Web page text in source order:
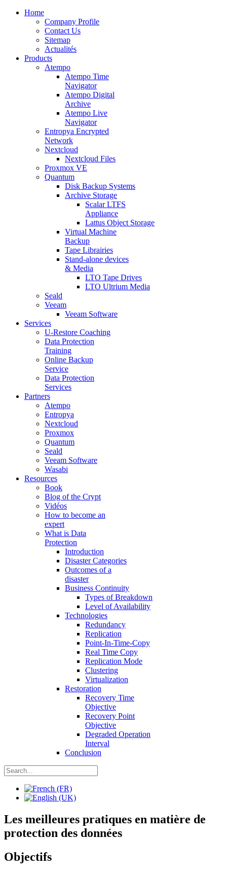
Home
Company Profile
Contact Us
Sitemap
Actualités
Products
Atempo
Atempo Time
Navigator
Atempo Digital
Archive
Atempo Live
Navigator
Entropya Encrypted
Network
Nextcloud
Nextcloud Files
Proxmox VE
Quantum
Disk Backup Systems
Archive Storage
Scalar LTFS
Appliance
Lattus Object Storage
Virtual Machine
Backup
Tape Librairies
Stand-alone devices
& Media
LTO Tape Drives
LTO Ultrium Media
Seald
Veeam
Veeam Software
Services
U-Restore Coaching
Data Protection
Training
Online Backup
Service
Data Protection
Services
Partners
Atempo
Entropya
Nextcloud
Proxmox
Quantum
Seald
Veeam Software
Wasabi
Resources
Book
Blog of the Crypt
Vidéos
How to become an
expert
What is Data
Protection
Introduction
Disaster Categories
Outcomes of a
disaster
Business Continuity
Types of Breakdown
Level of Availability
Technologies
Redundancy
Replication
Point-In-Time-Copy
Real Time Copy
Replication Mode
Clustering
Virtualization
Restoration
Recovery Time
Objective
Recovery Point
Objective
Degraded Operation
Interval
Conclusion
Les meilleures pratiques en matière de
protection des données
Objectifs